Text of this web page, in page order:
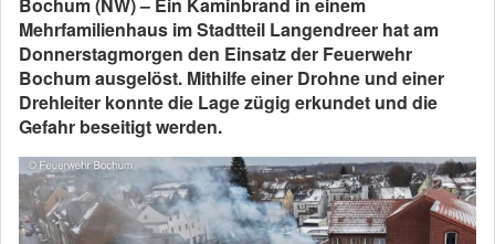
Mehrfamilienhaus im Stadtteil Langendreer hat am
Donnerstagmorgen den Einsatz der Feuerwehr
Bochum ausgelöst. Mithilfe einer Drohne und einer
Drehleiter konnte die Lage zügig erkundet und die
Gefahr beseitigt werden.